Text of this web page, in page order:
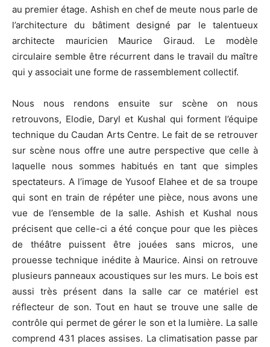
au premier étage. Ashish en chef de meute nous parle de
l’architecture du bâtiment designé par le talentueux
architecte mauricien Maurice Giraud. Le modèle
circulaire semble être récurrent dans le travail du maître
qui y associait une forme de rassemblement collectif.
Nous nous rendons ensuite sur scène on nous
retrouvons, Elodie, Daryl et Kushal qui forment l’équipe
technique du Caudan Arts Centre. Le fait de se retrouver
sur scène nous offre une autre perspective que celle à
laquelle nous sommes habitués en tant que simples
spectateurs. A l’image de Yusoof Elahee et de sa troupe
qui sont en train de répéter une pièce, nous avons une
vue de l’ensemble de la salle. Ashish et Kushal nous
précisent que celle-ci a été conçue pour que les pièces
de théâtre puissent être jouées sans micros, une
prouesse technique inédite à Maurice. Ainsi on retrouve
plusieurs panneaux acoustiques sur les murs. Le bois est
aussi très présent dans la salle car ce matériel est
réflecteur de son. Tout en haut se trouve une salle de
contrôle qui permet de gérer le son et la lumière. La salle
comprend 431 places assises. La climatisation passe par